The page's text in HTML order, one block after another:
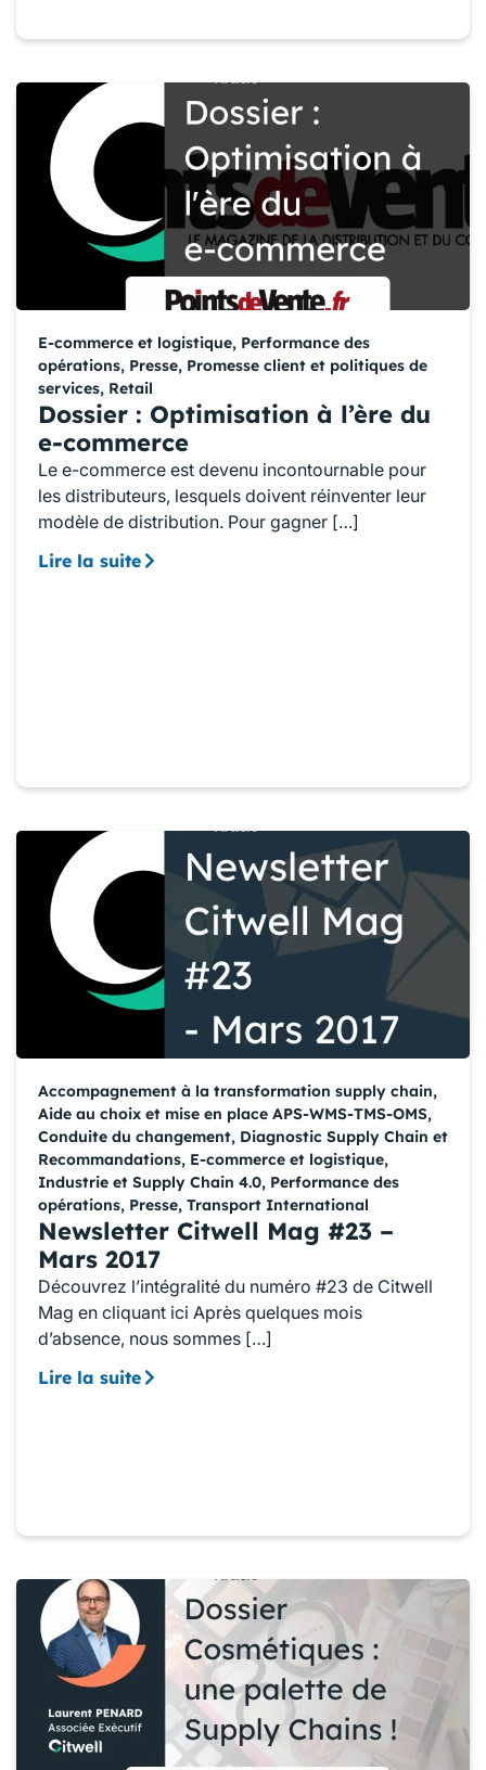
E-commerce et logistique, Performance des
opérations, Presse, Promesse client et politiques de
services, Retail
Dossier : Optimisation à l’ère du
e-commerce
Le e-commerce est devenu incontournable pour
les distributeurs, lesquels doivent réinventer leur
modèle de distribution. Pour gagner […]
Lire la suite
Accompagnement à la transformation supply chain,
Aide au choix et mise en place APS-WMS-TMS-OMS,
Conduite du changement, Diagnostic Supply Chain et
Recommandations, E-commerce et logistique,
Industrie et Supply Chain 4.0, Performance des
opérations, Presse, Transport International
Newsletter Citwell Mag #23 –
Mars 2017
Découvrez l’intégralité du numéro #23 de Citwell
Mag en cliquant ici Après quelques mois
d’absence, nous sommes […]
Lire la suite